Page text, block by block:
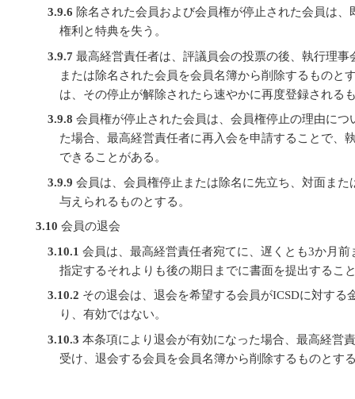
3.9.6 除名された会員および会員権が停止された会員は
権利と特典を失う。
3.9.7 最高経営責任者は、評議員会の投票の後、執行理
または除名された会員を会員名簿から削除するものと
は、その停止が解除されたら速やかに再度登録される
3.9.8 会員権が停止された会員は、会員権停止の理由に
た場合、最高経営責任者に再入会を申請することで、
できることがある。
3.9.9 会員は、会員権停止または除名に先立ち、対面ま
与えられるものとする。
3.10 会員の退会
3.10.1 会員は、最高経営責任者宛てに、遅くとも3か月
指定するそれよりも後の期日までに書面を提出するこ
3.10.2 その退会は、退会を希望する会員がICSDに対する
り、有効ではない。
3.10.3 本条項により退会が有効になった場合、最高経営
受け、退会する会員を会員名簿から削除するものとす